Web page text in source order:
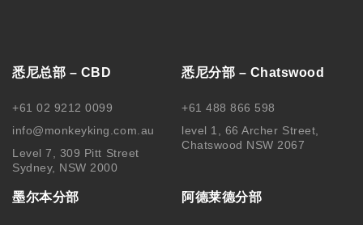
悉尼总部 – CBD
+61 02 9212 0099
info@monkeyking.com.au
Level 7, 309 Pitt Street
Sydney, NSW 2000
悉尼分部 – Chatswood
+61 488 866 598
level 1, 66 Archer Street,
Chatswood NSW 2067
墨尔本分部 阿德莱德分部